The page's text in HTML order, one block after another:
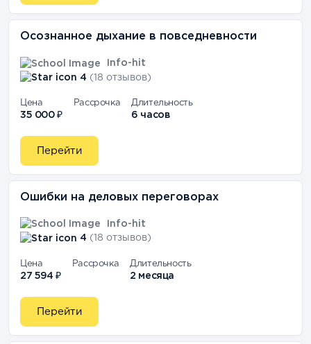
Осознанное дыхание в повседневности
Info-hit
4 (18 отзывов)
Цена
35 000 ₽
Рассрочка Длительность
6 часов
Перейти
Ошибки на деловых переговорах
Info-hit
4 (18 отзывов)
Цена
27 594 ₽
Рассрочка Длительность
2 месяца
Перейти